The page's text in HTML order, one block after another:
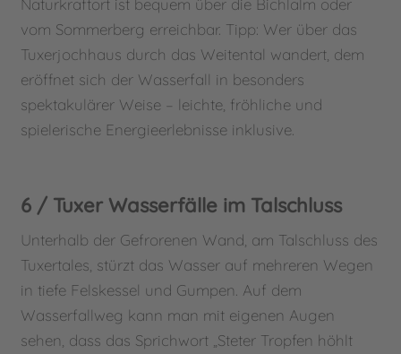
vom Sommerberg erreichbar. Tipp: Wer über das
Tuxerjochhaus durch das Weitental wandert, dem
eröffnet sich der Wasserfall in besonders
spektakulärer Weise – leichte, fröhliche und
spielerische Energieerlebnisse inklusive.
6 / Tuxer Wasserfälle im Talschluss
Unterhalb der Gefrorenen Wand, am Talschluss des
Tuxertales, stürzt das Wasser auf mehreren Wegen
in tiefe Felskessel und Gumpen. Auf dem
Wasserfallweg kann man mit eigenen Augen
sehen, dass das Sprichwort „Steter Tropfen höhlt